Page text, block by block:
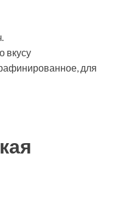
вкусу
для